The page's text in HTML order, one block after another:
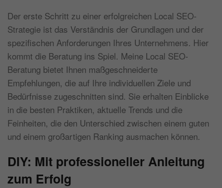
Der erste Schritt zu einer erfolgreichen Local SEO-
Strategie ist das Verständnis der Grundlagen und der
spezifischen Anforderungen Ihres Unternehmens. Hier
kommt die Beratung ins Spiel. Meine Local SEO-
Beratung bietet Ihnen maßgeschneiderte
Empfehlungen, die auf Ihre individuellen Ziele und
Bedürfnisse zugeschnitten sind. Sie erhalten Einblicke
in die besten Praktiken, aktuelle Trends und die
Feinheiten, die den Unterschied zwischen einem guten
und einem großartigen Ranking ausmachen können.
DIY: Mit professioneller Anleitung
zum Erfolg